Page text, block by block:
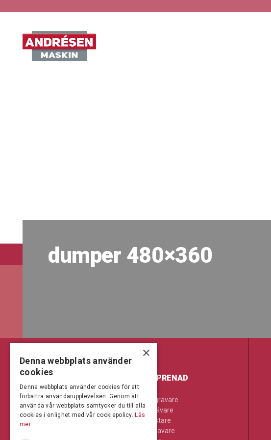
dumper 480×360
LANTBRUK & SKOG
Jordbearbetning
Kompaktlastare
ENTREPRENAD
Bandgrävare
Hjulgrävare
Hjullastare
Minigrävare
×
Denna webbplats använder
cookies
Denna webbplats använder cookies för att
förbättra användarupplevelsen. Genom att
använda vår webbplats samtycker du till alla
cookies i enlighet med vår cookiepolicy. Läs
mer